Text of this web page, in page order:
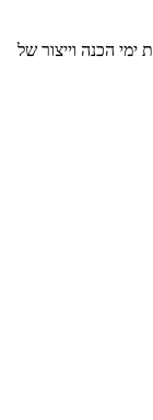
לא כולל את ימי הכנה וייצור של